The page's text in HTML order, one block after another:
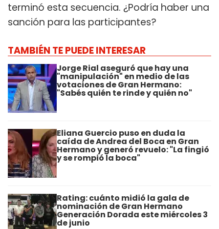
terminó esta secuencia. ¿Podría haber una
sanción para las participantes?
TAMBIÉN TE PUEDE INTERESAR
Jorge Rial aseguró que hay una
"manipulación" en medio de las
votaciones de Gran Hermano:
"Sabés quién te rinde y quién no"
Eliana Guercio puso en duda la
caída de Andrea del Boca en Gran
Hermano y generó revuelo: "La fingió
y se rompió la boca"
Rating: cuánto midió la gala de
nominación de Gran Hermano
Generación Dorada este miércoles 3
de junio